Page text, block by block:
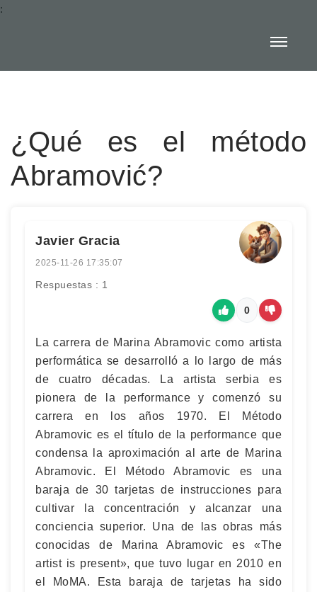
:
¿Qué es el método
Abramović?
Javier Gracia
2025-11-26 17:35:07
Respuestas : 1
0
La carrera de Marina Abramovic como artista
performática se desarrolló a lo largo de más
de cuatro décadas. La artista serbia es
pionera de la performance y comenzó su
carrera en los años 1970. El Método
Abramovic es el título de la performance que
condensa la aproximación al arte de Marina
Abramovic. El Método Abramovic es una
baraja de 30 tarjetas de instrucciones para
cultivar la concentración y alcanzar una
conciencia superior. Una de las obras más
conocidas de Marina Abramovic es «The
artist is present», que tuvo lugar en 2010 en
el MoMA. Esta baraja de tarjetas ha sido